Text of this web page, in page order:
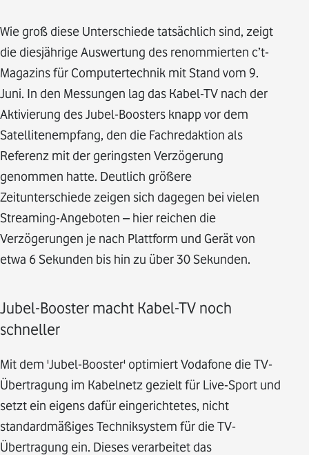
Wie groß diese Unterschiede tatsächlich sind, zeigt
die diesjährige Auswertung des renommierten c’t-
Magazins für Computertechnik mit Stand vom 9.
Juni. In den Messungen lag das Kabel-TV nach der
Aktivierung des Jubel-Boosters knapp vor dem
Satellitenempfang, den die Fachredaktion als
Referenz mit der geringsten Verzögerung
genommen hatte. Deutlich größere
Zeitunterschiede zeigen sich dagegen bei vielen
Streaming-Angeboten – hier reichen die
Verzögerungen je nach Plattform und Gerät von
etwa 6 Sekunden bis hin zu über 30 Sekunden.
Jubel-Booster macht Kabel-TV noch
schneller
Mit dem 'Jubel-Booster' optimiert Vodafone die TV-
Übertragung im Kabelnetz gezielt für Live-Sport und
setzt ein eigens dafür eingerichtetes, nicht
standardmäßiges Techniksystem für die TV-
Übertragung ein. Dieses verarbeitet das